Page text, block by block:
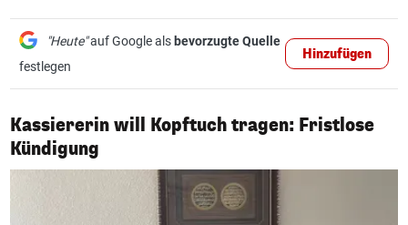
"Heute"auf Google als bevorzugte Quelle
festlegen
Hinzufügen
Kassiererin will Kopftuch tragen: Fristlose
Kündigung
1/4